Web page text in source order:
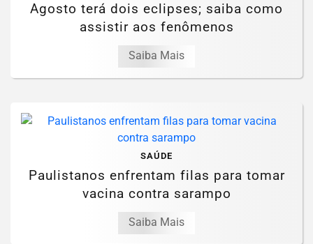
Agosto terá dois eclipses; saiba como
assistir aos fenômenos
Saiba Mais
SAÚDE
Paulistanos enfrentam filas para tomar
vacina contra sarampo
Saiba Mais